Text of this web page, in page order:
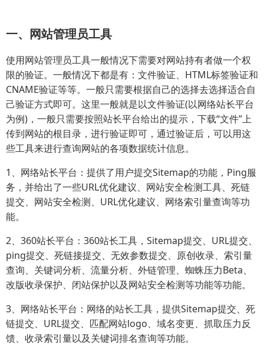
一、网站管理员工具
使用网站管理员工具一般情况下需要对网站持有者做一个权
限的验证。一般情况下都是有：文件验证、HTML标签验证和
CNAME验证等等。一般只需要根据自己的选择去选择适合自
己验证方式即可。这里一般就是以文件验证(以网络站长平台
为例)，一般只需要按照站长平台给出的提示，下载“文件”上
传到网站的根目录，进行验证即可，通过验证后，可以用这
些工具来进行查询网站的各项数据统计信息。
1、网络站长平台：提供了用户提交Sitemap的功能，Ping服
务，并给出了一些URL优化建议、网站安全检测工具、死链
提交、网站安全检测、URL优化建议、网络索引量查询等功
能。
2、360站长平台：360站长工具，Sitemap提交、URL提交、
ping提交、死链接提交、无效参数提交、原创收录、索引量
查询、关键词分析、流量分析、外链管理、蜘蛛压力Beta、
改版收录保护、闭站保护以及网站安全检测等功能等功能。
3、网络站长平台：网络的站长工具，提供Sitemap提交、死
链提交、URL提交、匹配网站logo、域名变更、抓取压力反
馈、收录索引量以及关键词排名查询等功能。